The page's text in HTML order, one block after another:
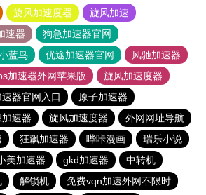
旋风加速度器
旋风加速
速器
狗急加速器官网
蓝鸟 优途加速器官网
风驰加速器
加速器外网苹果版
旋风加速度器
器官网入口
原子加速器
速器 旋风加速度器
外网网址导航
狂飙加速器 哔咔漫画
瑞乐小说
美加速器 gkd加速器
中转机
解锁机
免费vqn加速外网不限时